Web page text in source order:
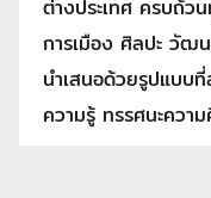
ต่างประเทศ ครบถ้ว
การเมือง ศิลปะ วัฒ
นำเสนอด้วยรูปแบบ
ความรู้ ทรรศนะควา